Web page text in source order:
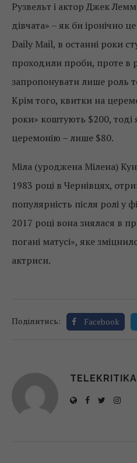
Рузвельт і актор Джек
дівчата» – як би іронічно
Daily Mail, в останні роки
проходили проби, проте в
запропонувати лише роль
Крім того, квитки на
роки» коштують $200, тоді
церемонію – лише $80.
Міла (уроджена Мілена)
1983 році в Чернівцях,
популярність після ролі у
2017 році вона знялася в
погані матусі», яке
актриси.
Поділитись: Facebook
TELEKRITIKA